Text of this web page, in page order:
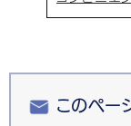
このペー